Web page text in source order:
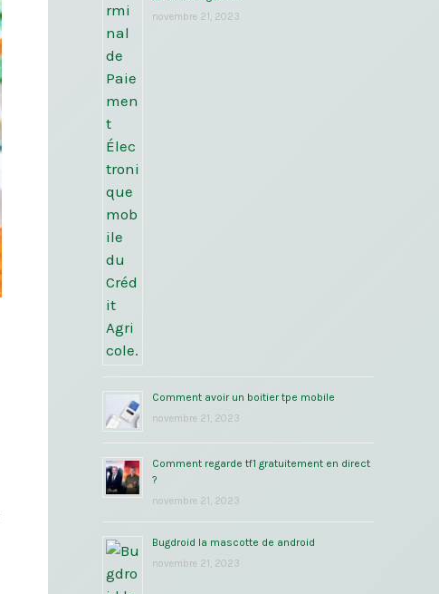
novembre 21, 2023
Comment avoir un boitier tpe mobile
novembre 21, 2023
Comment regarde tf1 gratuitement en direct
?
novembre 21, 2023
Bugdroid la mascotte de android
novembre 21, 2023